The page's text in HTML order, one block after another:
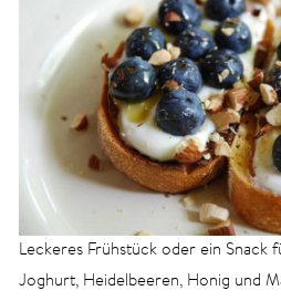
Leckeres Frühstück oder ein Snack
Joghurt, Heidelbeeren, Honig und